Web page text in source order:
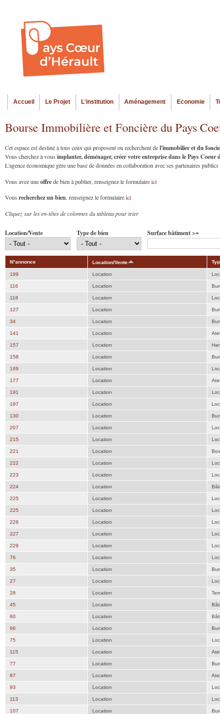
Menu principal
Accueil Le Projet L'institution Aménagement Economie
Bourse Immobilière et Foncière du Pays
Cet espace est destiné à tous ceux qui proposent ou recherchent del'immobilier et du
Vous cherchez à vous implanter, déménager, créer votre entreprise dans le Pays
L'agence économique gère une base de données en collaboration avec ses partenaires
Vous avez uneoffrede bien à publier, renseignez le formulaireici
Vous recherchez un bien, renseignez le formulaireici
Cliquez sur les en-têtes de colonnes du tableau pour trier
Location/Vente Type de bien Surface bâtiment >=
N°annonce Location/Vente
199 Location
116 Location
118 Location
127 Location
34 Location
141 Location
157 Location
158 Location
169 Location
177 Location
191 Location
197 Location
130 Location
207 Location
215 Location
221 Location Box
222 Location
223 Location
224 Location
225 Location
225 Location
226 Location
227 Location
229 Location
76 Location
35 Location
27 Location
28 Location
45 Location
60 Location
66 Location
75 Location
115 Location
77 Location
87 Location
93 Location
113 Location
107 Location